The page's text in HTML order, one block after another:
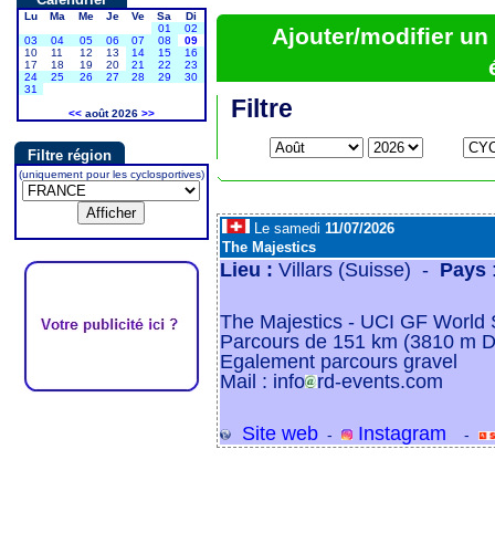
Lu Ma Me Je Ve Sa
Di
01
02
03
04 05 06 07 08
09
10
11 12 13 14 15
16
17
18 19 20 21 22
23
24
25 26 27 28 29
30
31
<<août 2026 >>
Filtre région
(uniquement pour les cyclosportives)
Ajouter/modifier un
Filtre
Le samedi 11/07/2026
The Majestics
Lieu : Villars (Suisse) - Pays:
The Majestics - UCI GF World
Parcours de 151 km (3810 m
Egalement parcours gravel
Mail : info rd-events.com
Site web- Instagram -